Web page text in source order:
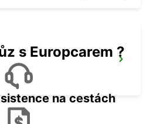
s Europcarem ?
na cestách